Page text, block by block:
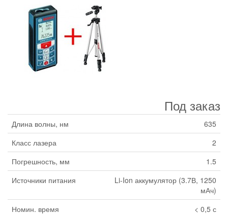
Под заказ
Длина волны, нм
635
Класс лазера
2
Погрешность, мм
1.5
Источники питания
Li-Ion аккумулятор (3.7В, 1250
мАч)
Номин. время
< 0,5 с